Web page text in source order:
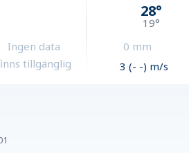
Ingen data
tillgänglig
28°
19°
0 mm
3 (- -) m/s